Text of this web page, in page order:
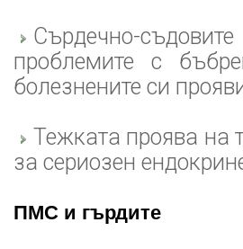
Сърдечно-
проблемите с
болезнените си
Тежката проява на
за сериозен
ПМС и гърдите